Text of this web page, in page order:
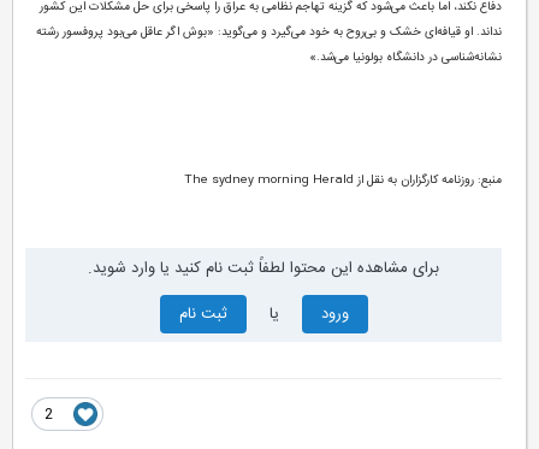
دفاع نکند، اما باعث می‌شود که گزینه تهاجم نظامی به عراق را پاسخی برای حل مشکلات این کشور
نداند. او قیافه‌ای خشک و بی‌روح به خود می‌گیرد و می‌گوید: «بوش اگر عاقل می‌بود پروفسور رشته
نشانه‌شناسی در دانشگاه بولونیا می‌شد.»
منبع: روزنامه کارگزاران به نقل از The sydney morning Herald
برای مشاهده این محتوا لطفاً ثبت نام کنید یا وارد شوید.
ورود
ثبت نام